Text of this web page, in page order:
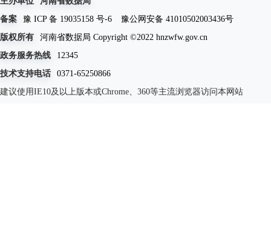
备案
豫 ICP 备 19035158 号-6
豫公网安备 41010502003436号
版权所有
河南省数据局 Copyright ©2022 hnzwfw.gov.cn
政务服务热线
12345
技术支持电话
0371-65250866
建议使用IE10及以上版本或Chrome、360等主流浏览器访问本网站